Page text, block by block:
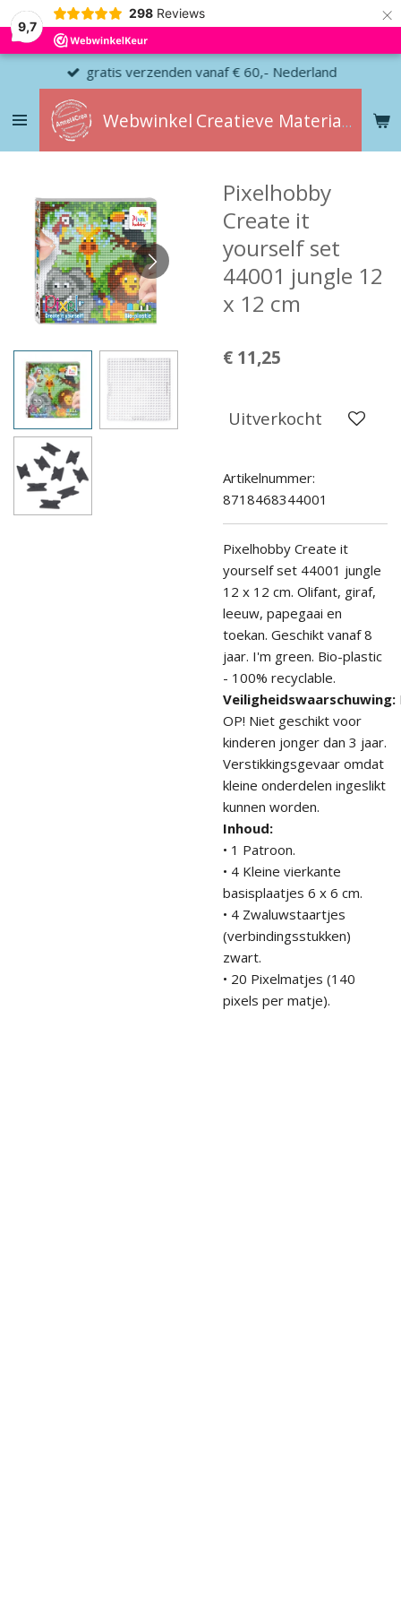
9,7
298 Reviews ×
Webwinkel Creatieve Materialen
gratis verzenden vanaf € 60,- Nederland
Pixelhobby
Create it
yourself set
44001 jungle 12
x 12 cm
€ 11,25
Uitverkocht
Artikelnummer:
8718468344001
Pixelhobby Create it
yourself set 44001 jungle
12 x 12 cm. Olifant, giraf,
leeuw, papegaai en
toekan. Geschikt vanaf 8
jaar. I'm green. Bio-plastic
- 100% recyclable.
Veiligheidswaarschuwing:
OP! Niet geschikt voor
kinderen jonger dan 3 jaar.
Verstikkingsgevaar omdat
kleine onderdelen ingeslikt
kunnen worden.
Inhoud:
• 1 Patroon.
• 4 Kleine vierkante
basisplaatjes 6 x 6 cm.
• 4 Zwaluwstaartjes
(verbindingsstukken)
zwart.
• 20 Pixelmatjes (140
pixels per matje).